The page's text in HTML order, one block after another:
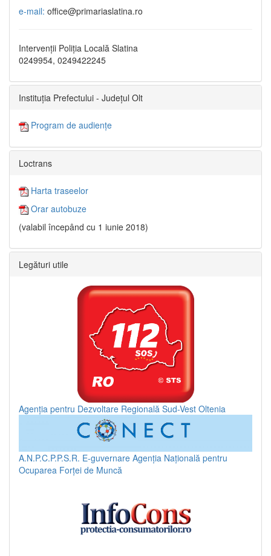
e-mail: office@primariaslatina.ro
Intervenții Poliția Locală Slatina
0249954, 0249422245
Instituția Prefectului - Județul Olt
Program de audiențe
Loctrans
Harta traseelor
Orar autobuze
(valabil începând cu 1 iunie 2018)
Legături utile
Agenția pentru Dezvoltare Regională Sud-Vest Oltenia
A.N.P.C.P.P.S.R. E-guvernare Agenția Națională pentru
Ocuparea Forței de Muncă